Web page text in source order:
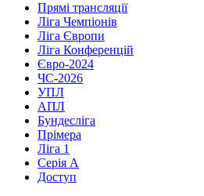
Прямі трансляції
Ліга Чемпіонів
Ліга Європи
Ліга Конференцій
Євро-2024
ЧС-2026
УПЛ
АПЛ
Бундесліга
Прімера
Ліга 1
Серія А
Доступ